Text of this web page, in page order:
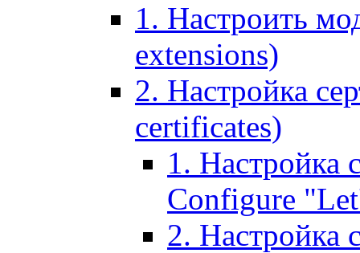
1. Настроить
extensions)
2. Настройка
certificates)
1. Настройка
Configure
2. Настройка